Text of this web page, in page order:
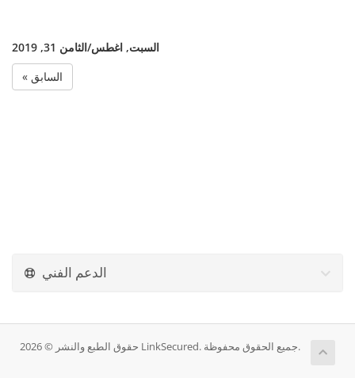
السبت, اغطس/الثامن 31, 2019
« السابق
الدعم الفني
حقوق الطبع والنشر © 2026 LinkSecured. جميع الحقوق محفوظة.